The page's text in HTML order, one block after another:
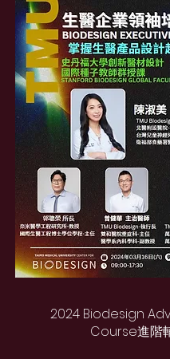
2024 Biodesign
Course進階